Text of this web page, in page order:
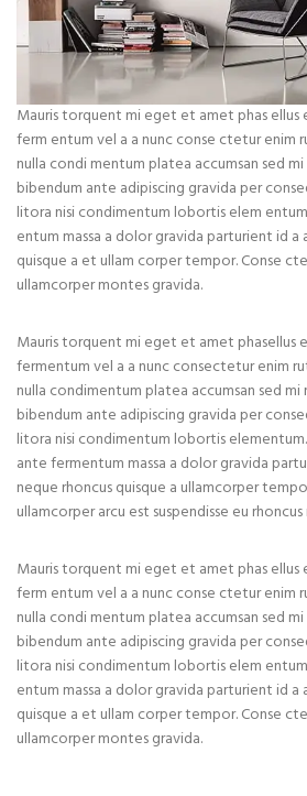
Mauris torquent mi eget et amet phas ellus
ferm entum vel a a nunc conse ctetur enim
nulla condi mentum platea accumsan sed
bibendum ante adipiscing gravida per
litora nisi condimentum lobortis elem
entum massa a dolor gravida parturient id a
quisque a et ullam corper tempor. Conse
ullamcorper montes gravida.
Mauris torquent mi eget et amet phasellus
fermentum vel a a nunc consectetur enim
nulla condimentum platea accumsan sed
bibendum ante adipiscing gravida per
litora nisi condimentum lobortis
ante fermentum massa a dolor gravida
neque rhoncus quisque a ullamcorper
ullamcorper arcu est suspendisse eu rhoncus
Mauris torquent mi eget et amet phas ellus
ferm entum vel a a nunc conse ctetur enim
nulla condi mentum platea accumsan sed
bibendum ante adipiscing gravida per
litora nisi condimentum lobortis elem
entum massa a dolor gravida parturient id a
quisque a et ullam corper tempor. Conse
ullamcorper montes gravida.